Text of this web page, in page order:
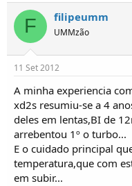
F filipeumm
UMMzão
11 Set 2012
A minha experiencia
xd2s resumiu-se a 4
deles em lentas,BI de
arrebentou 1º o turbo...
E o cuidado principal
temperatura,que com
em subir...